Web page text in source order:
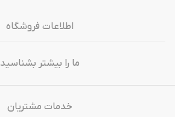
اطلاعات فروشگاه
ما را بیشتر بشناسید
خدمات مشتریان